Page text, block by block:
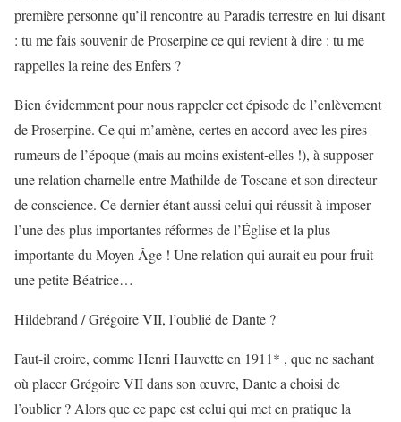
première personne qu’il rencontre au Paradis terrestre en lui disant
: tu me fais souvenir de Proserpine ce qui revient à dire : tu me
rappelles la reine des Enfers ?
Bien évidemment pour nous rappeler cet épisode de l’enlèvement
de Proserpine. Ce qui m’amène, certes en accord avec les pires
rumeurs de l’époque (mais au moins existent-elles !), à supposer
une relation charnelle entre Mathilde de Toscane et son directeur
de conscience. Ce dernier étant aussi celui qui réussit à imposer
l’une des plus importantes réformes de l’Église et la plus
importante du Moyen Âge ! Une relation qui aurait eu pour fruit
une petite Béatrice…
Hildebrand / Grégoire VII, l’oublié de Dante ?
Faut-il croire, comme Henri Hauvette en 1911* , que ne sachant
où placer Grégoire VII dans son œuvre, Dante a choisi de
l’oublier ? Alors que ce pape est celui qui met en pratique la